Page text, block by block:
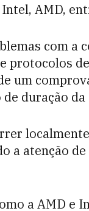
AMD,
com a
protocolos
um
duração
a atenção
a AMD e